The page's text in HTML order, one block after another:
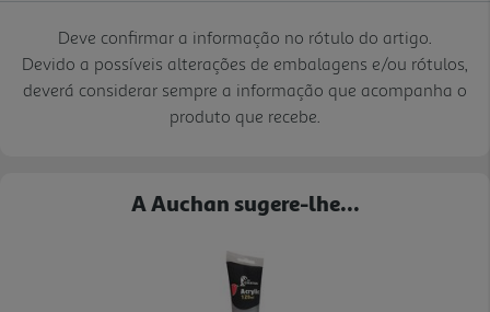
Deve confirmar a informação no rótulo do artigo.
Devido a possíveis alterações de embalagens e/ou rótulos,
deverá considerar sempre a informação que acompanha o
produto que recebe.
A Auchan sugere-lhe...